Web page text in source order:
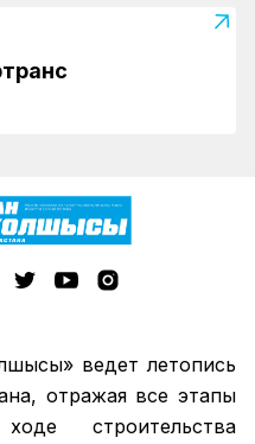
ведет летопись
отражая все этапы
строительства